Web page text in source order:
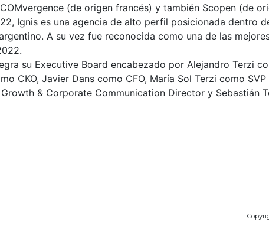
(de origen francés) y también Scopen (de
Ignis es una agencia de alto perfil posicionada dentro
A su vez fue reconocida como una de las
su Executive Board encabezado por Alejandro Terzi
CKO, Javier Dans como CFO, María Sol Terzi como
& Corporate Communication Director y Sebastián